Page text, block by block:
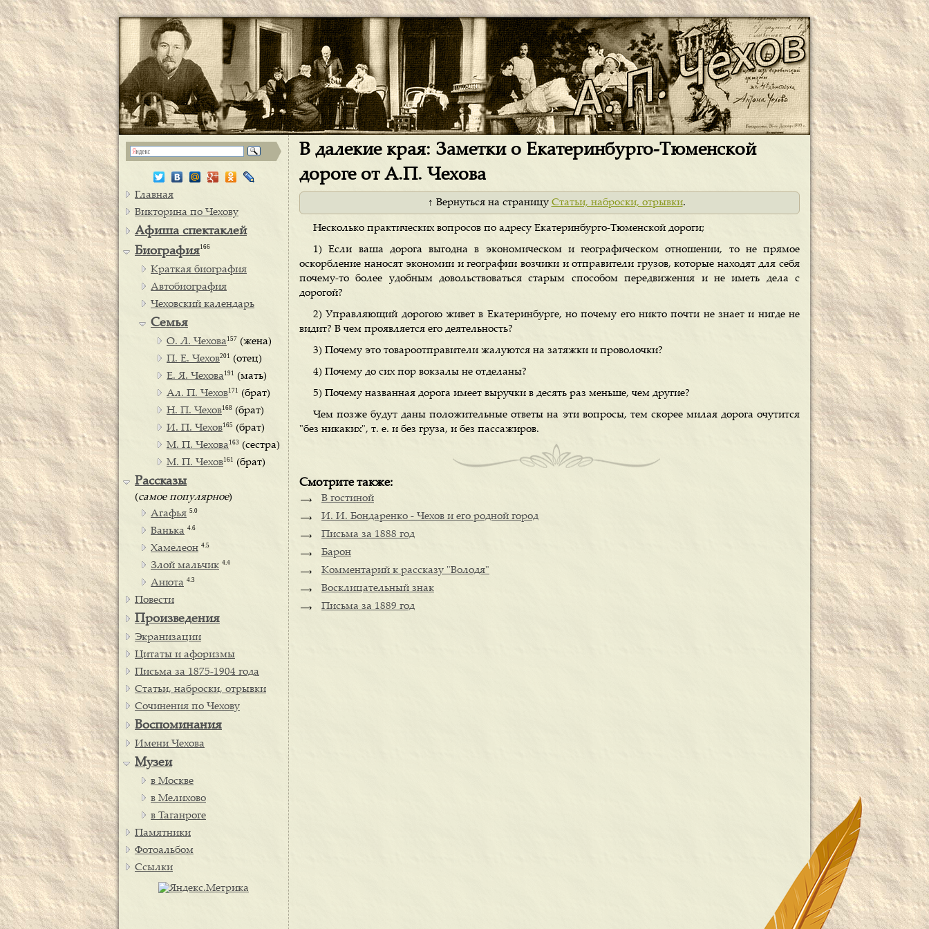
В далекие края: Заметки о Екатеринбурго-Тюменской
дороге от А.П. Чехова
↑ Вернуться на страницу Статьи, наброски, отрывки.
Несколько практических вопросов по адресу Екатеринбурго-Тюменской дороги;
1) Если ваша дорога выгодна в экономическом и географическом отношении, то не прямое
оскорбление наносят экономии и географии возчики и отправители грузов, которые находят для себя
почему-то более удобным довольствоваться старым способом передвижения и не иметь дела с
дорогой?
2) Управляющий дорогою живет в Екатеринбурге, но почему его никто почти не знает и нигде не
видит? В чем проявляется его деятельность?
3) Почему это товароотправители жалуются на затяжки и проволочки?
4) Почему до сих пор вокзалы не отделаны?
5) Почему названная дорога имеет выручки в десять раз меньше, чем другие?
Чем позже будут даны положительные ответы на эти вопросы, тем скорее милая дорога очутится
"без никаких", т. е. и без груза, и без пассажиров.
Смотрите также:
В гостиной
И. И. Бондаренко - Чехов и его родной город
Письма за 1888 год
Барон
Комментарий к рассказу "Володя"
Восклицательный знак
Письма за 1889 год
Главная
Викторина по Чехову
Афиша спектаклей
Биография166
Краткая биография
Автобиография
Чеховский календарь
Семья
О. Л. Чехова 157 (жена)
П. Е. Чехов201 (отец)
Е. Я. Чехова 191 (мать)
Ал. П. Чехов171 (брат)
Н. П. Чехов168 (брат)
И. П. Чехов165 (брат)
М. П. Чехова 163 (сестра)
М. П. Чехов161 (брат)
Рассказы
(самое популярное)
Агафья 5.0
Ванька 4.6
Хамелеон 4.5
Злой мальчик 4.4
Анюта 4.3
Повести
Произведения
Экранизации
Цитаты и афоризмы
Письма за 1875-1904 года
Статьи, наброски, отрывки
Сочинения по Чехову
Воспоминания
Имени Чехова
Музеи
в Москве
в Мелихово
в Таганроге
Памятники
Фотоальбом
Ссылки